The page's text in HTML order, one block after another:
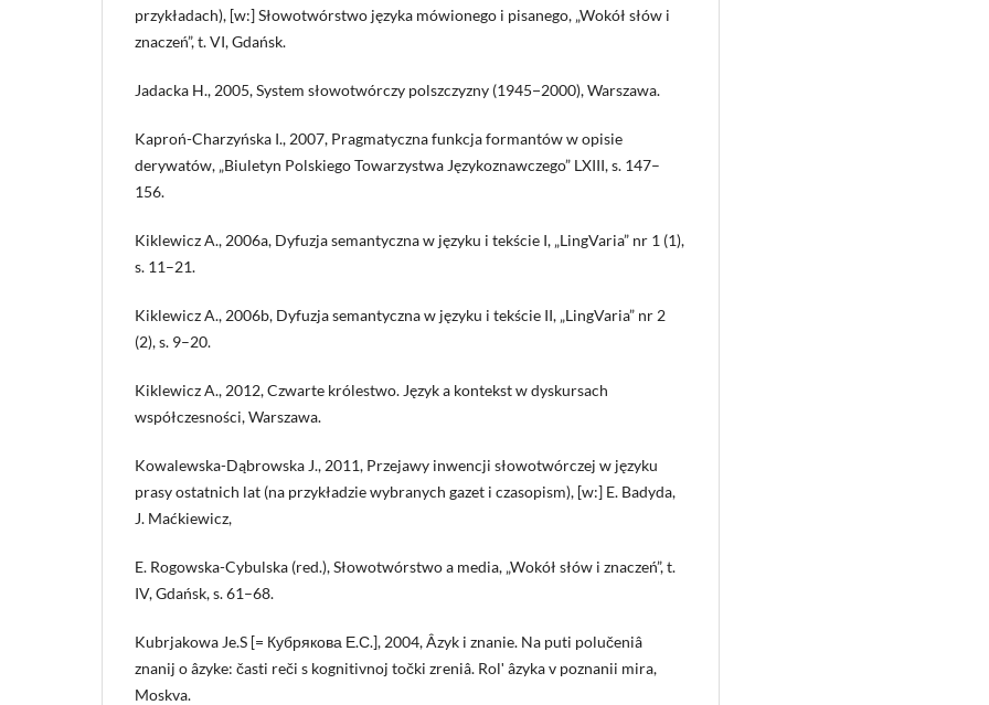
przykładach), [w:] Słowotwórstwo języka mówionego i pisanego, „Wokół słów i
znaczeń”, t. VI, Gdańsk.
Jadacka H., 2005, System słowotwórczy polszczyzny (1945−2000), Warszawa.
Kaproń-Charzyńska I., 2007, Pragmatyczna funkcja formantów w opisie
derywatów, „Biuletyn Polskiego Towarzystwa Językoznawczego” LXIII, s. 147–
156.
Kiklewicz A., 2006a, Dyfuzja semantyczna w języku i tekście I, „LingVaria” nr 1 (1),
s. 11–21.
Kiklewicz A., 2006b, Dyfuzja semantyczna w języku i tekście II, „LingVaria” nr 2
(2), s. 9–20.
Kiklewicz A., 2012, Czwarte królestwo. Język a kontekst w dyskursach
współczesności, Warszawa.
Kowalewska-Dąbrowska J., 2011, Przejawy inwencji słowotwórczej w języku
prasy ostatnich lat (na przykładzie wybranych gazet i czasopism), [w:] E. Badyda,
J. Maćkiewicz,
E. Rogowska-Cybulska (red.), Słowotwórstwo a media, „Wokół słów i znaczeń”, t.
IV, Gdańsk, s. 61–68.
Kubrjakowa Je.S [= Кубрякова Е.С.], 2004, Âzyk i znanie. Na puti polučeniâ
znanij o âzyke: časti reči s kognitivnoj točki zreniâ. Rolʹ âzyka v poznanii mira,
Moskva.